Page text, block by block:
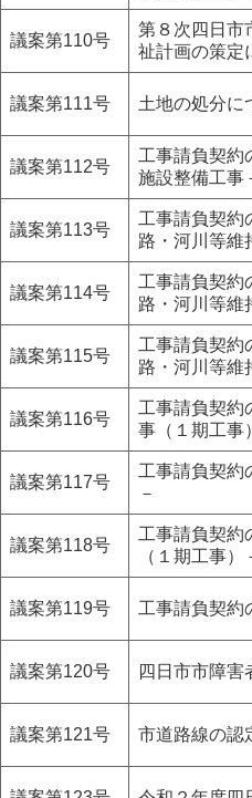
議案第110号
第８次四日市
祉計画の策定
議案第111号 土地の処分に
議案第112号
工事請負契約
施設整備工事
議案第113号
工事請負契
路・河川等維
議案第114号
工事請負契
路・河川等維
議案第115号
工事請負契
路・河川等維
議案第116号
工事請負契約
事（１期工事
議案第117号
工事請負契約
－
議案第118号
工事請負契約
（１期工事）
議案第119号 工事請負契約
議案第120号 四日市市障
議案第121号 市道路線の認